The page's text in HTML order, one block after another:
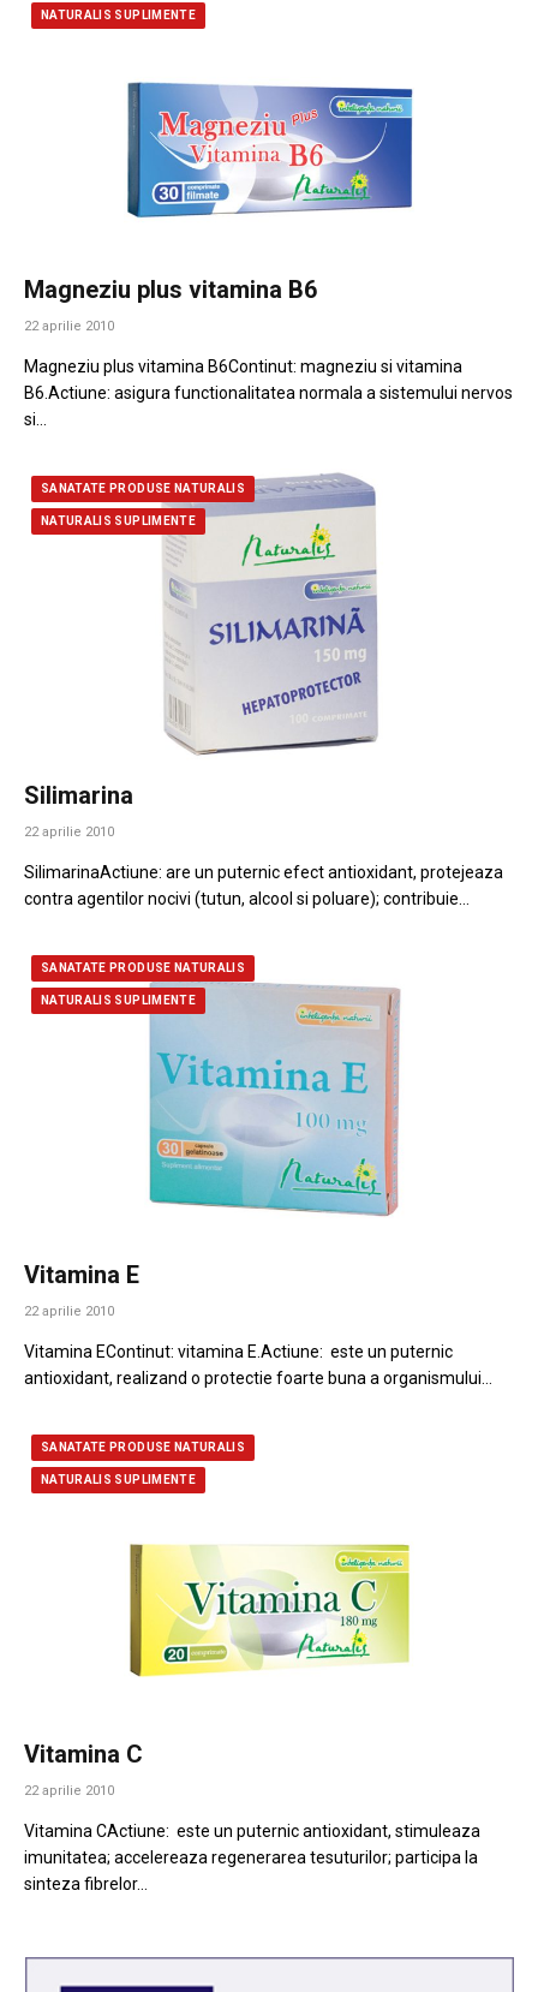
NATURALIS SUPLIMENTE
Magneziu plus vitamina B6
22 aprilie 2010
Magneziu plus vitamina B6Continut: magneziu si vitamina
B6.Actiune: asigura functionalitatea normala a sistemului nervos
si…
SANATATE PRODUSE NATURALIS
NATURALIS SUPLIMENTE
Silimarina
22 aprilie 2010
SilimarinaActiune: are un puternic efect antioxidant, protejeaza
contra agentilor nocivi (tutun, alcool si poluare); contribuie…
SANATATE PRODUSE NATURALIS
NATURALIS SUPLIMENTE
Vitamina E
22 aprilie 2010
Vitamina EContinut: vitamina E.Actiune: este un puternic
antioxidant, realizand o protectie foarte buna a organismului…
SANATATE PRODUSE NATURALIS
NATURALIS SUPLIMENTE
Vitamina C
22 aprilie 2010
Vitamina CActiune: este un puternic antioxidant, stimuleaza
imunitatea; accelereaza regenerarea tesuturilor; participa la
sinteza fibrelor…